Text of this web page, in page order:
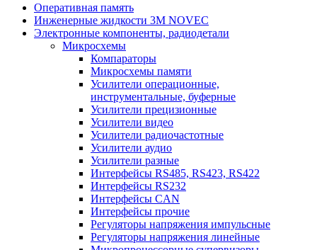
Оперативная память
Инженерные жидкости 3M NOVEC
Электронные компоненты, радиодетали
Микросхемы
Компараторы
Микросхемы памяти
Усилители операционные,
инструментальные, буферные
Усилители прецизионные
Усилители видео
Усилители радиочастотные
Усилители аудио
Усилители разные
Интерфейсы RS485, RS423, RS422
Интерфейсы RS232
Интерфейсы CAN
Интерфейсы прочие
Регуляторы напряжения импульсные
Регуляторы напряжения линейные